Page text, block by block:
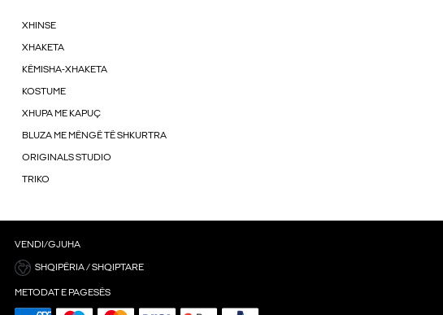
XHINSE
XHAKETA
KËMISHA-XHAKETA
KOSTUME
XHUPA ME KAPUÇ
BLUZA ME MËNGË TË SHKURTRA
ORIGINALS STUDIO
TRIKO
VENDI/GJUHA
SHQIPËRIA / SHQIPTARE
METODAT E PAGESËS